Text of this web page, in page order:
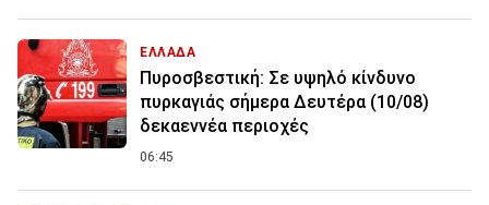
ΕΛΛΑΔΑ
Πυροσβεστική: Σε υψηλό κίνδυνο
πυρκαγιάς σήμερα Δευτέρα (10/08)
δεκαεννέα περιοχές
06:45